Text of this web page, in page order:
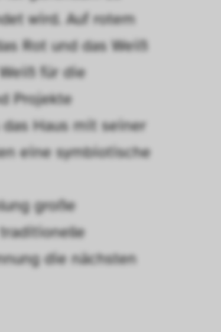
wie Besucher*innen mit unserer
wird. Auf rotem
Rot und das Weiß
für die
Projekte
Haus mit seiner
eine symbiotische
große
die nächsten